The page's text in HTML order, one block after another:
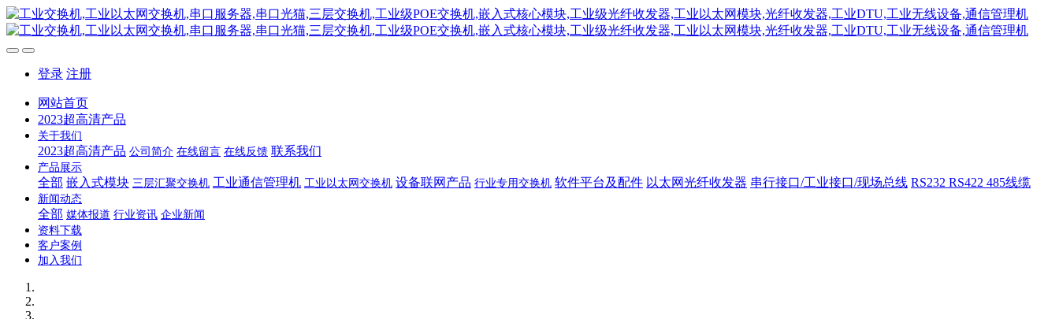
登录 注册
网站首页
2023超高清产品
关于我们
2023超高清产品 公司简介 在线留言 在线反馈 联系我们
产品展示
全部 嵌入式模块 三层汇聚交换机 工业通信管理机 工业以太网交换机 设备联网产品 行业专用交换机 软件平台及配件 以太网光纤收发器 串行接口/工业接口/现场总线 RS232 RS422 485线缆
新闻动态
全部 媒体报道 行业资讯 企业新闻
资料下载
客户案例
加入我们